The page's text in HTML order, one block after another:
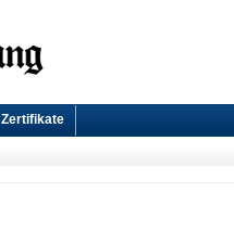
Zertifikate